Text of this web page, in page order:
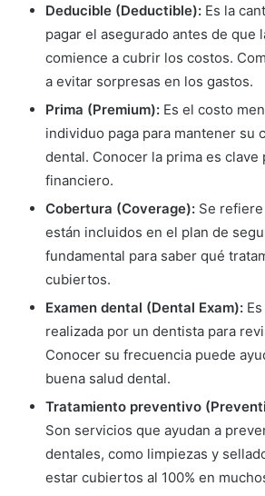
Deducible (Deductible): Es la
pagar el asegurado antes de que
comience a cubrir los costos.
a evitar sorpresas en los gastos.
Prima (Premium): Es el costo
individuo paga para mantener su
dental. Conocer la prima es clave
financiero.
Cobertura (Coverage): Se
están incluidos en el plan de
fundamental para saber qué
cubiertos.
Examen dental (Dental Exam):
realizada por un dentista para
Conocer su frecuencia puede
buena salud dental.
Tratamiento preventivo
Son servicios que ayudan a
dentales, como limpiezas y
estar cubiertos al 100% en